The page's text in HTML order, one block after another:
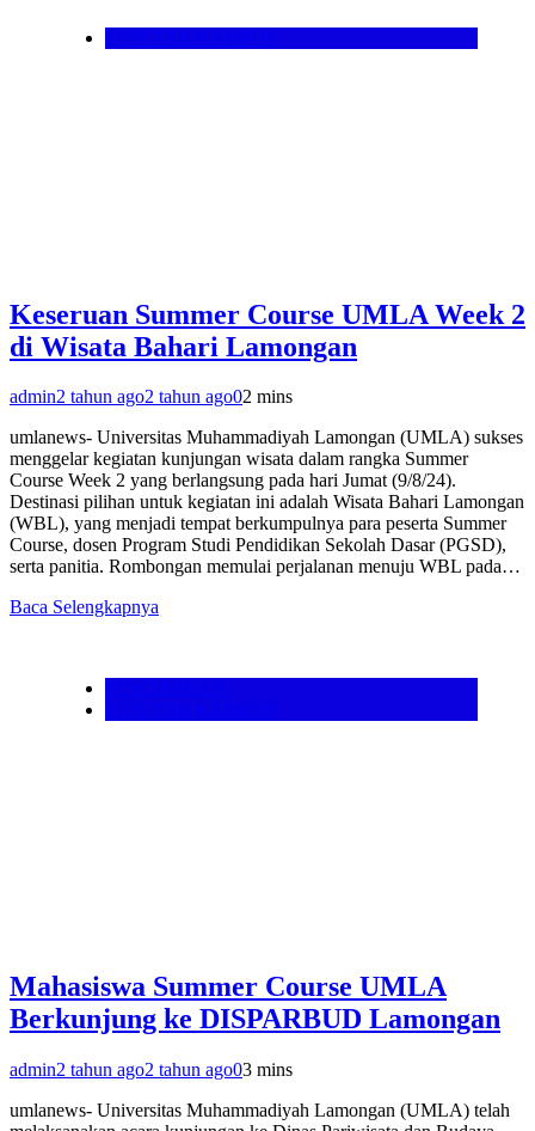
Keseruan Summer Course UMLA Week 2
di Wisata Bahari Lamongan
admin2 tahun ago2 tahun ago02 mins
umlanews- Universitas Muhammadiyah Lamongan (UMLA) sukses
menggelar kegiatan kunjungan wisata dalam rangka Summer
Course Week 2 yang berlangsung pada hari Jumat (9/8/24).
Destinasi pilihan untuk kegiatan ini adalah Wisata Bahari Lamongan
(WBL), yang menjadi tempat berkumpulnya para peserta Summer
Course, dosen Program Studi Pendidikan Sekolah Dasar (PGSD),
serta panitia. Rombongan memulai perjalanan menuju WBL pada…
Baca Selengkapnya
Mahasiswa Summer Course UMLA
Berkunjung ke DISPARBUD Lamongan
admin2 tahun ago2 tahun ago03 mins
umlanews- Universitas Muhammadiyah Lamongan (UMLA) telah